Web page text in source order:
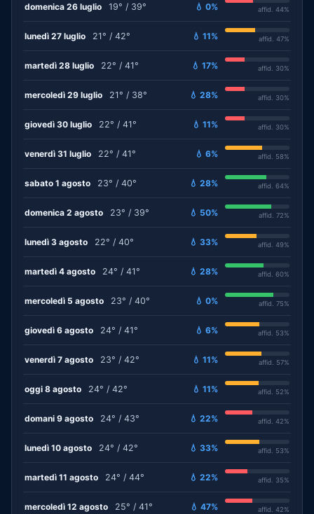
domenica 26 luglio 19° / 39° 💧 0% affid. 44%
lunedì 27 luglio 21° / 42° 💧 11% affid. 47%
martedì 28 luglio 22° / 41° 💧 17% affid. 30%
mercoledì 29 luglio 21° / 38° 💧 28% affid. 30%
giovedì 30 luglio 22° / 41° 💧 11% affid. 30%
venerdì 31 luglio 22° / 41° 💧 6% affid. 58%
sabato 1 agosto 23° / 40° 💧 28% affid. 64%
domenica 2 agosto 23° / 39° 💧 50% affid. 72%
lunedì 3 agosto 22° / 40° 💧 33% affid. 49%
martedì 4 agosto 24° / 41° 💧 28% affid. 60%
mercoledì 5 agosto 23° / 40° 💧 0% affid. 75%
giovedì 6 agosto 24° / 41° 💧 6% affid. 53%
venerdì 7 agosto 23° / 42° 💧 11% affid. 57%
oggi 8 agosto 24° / 42° 💧 11% affid. 52%
domani 9 agosto 24° / 43° 💧 22% affid. 42%
lunedì 10 agosto 24° / 42° 💧 33% affid. 53%
martedì 11 agosto 24° / 44° 💧 22% affid. 35%
mercoledì 12 agosto 25° / 41° 💧 47% affid. 42%